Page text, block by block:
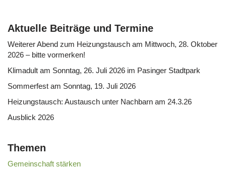
Aktuelle Beiträge und Termine
Weiterer Abend zum Heizungstausch am Mittwoch, 28. Oktober
2026 – bitte vormerken!
Klimadult am Sonntag, 26. Juli 2026 im Pasinger Stadtpark
Sommerfest am Sonntag, 19. Juli 2026
Heizungstausch: Austausch unter Nachbarn am 24.3.26
Ausblick 2026
Themen
Gemeinschaft stärken